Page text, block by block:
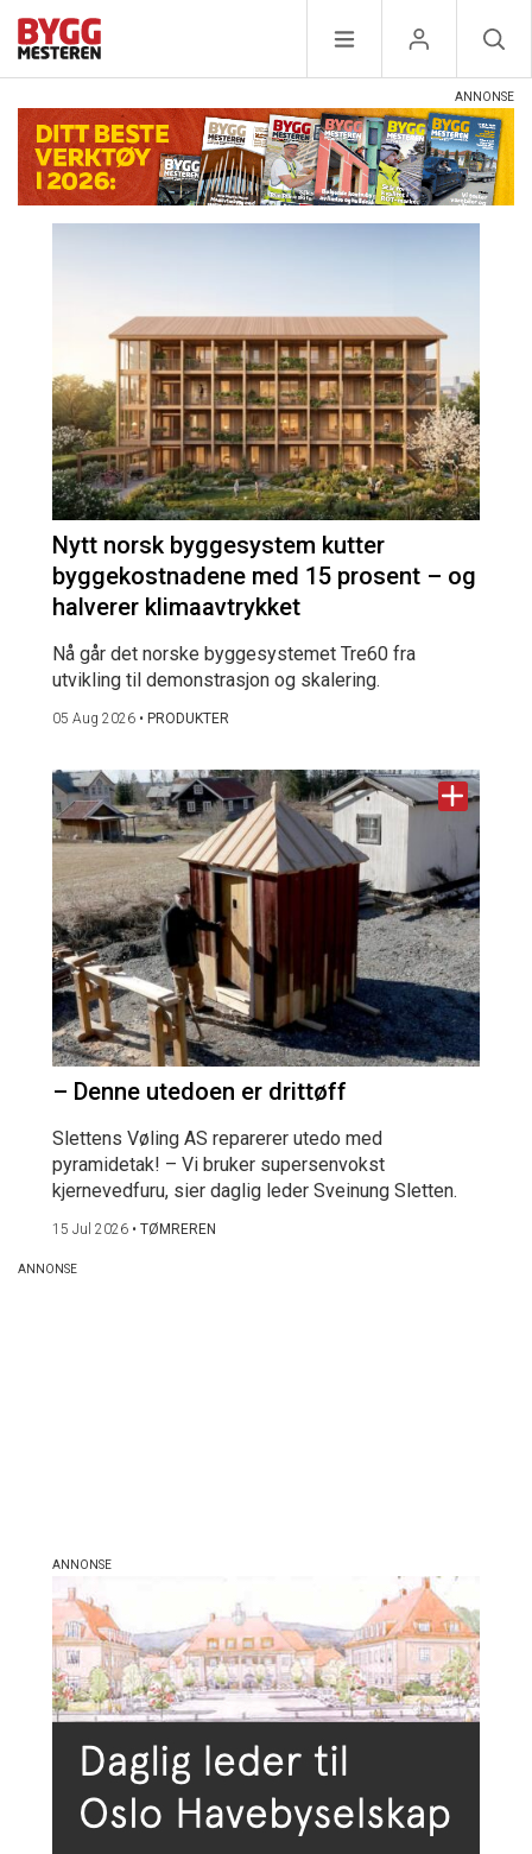
Nytt norsk byggesystem kutter
byggekostnadene med 15 prosent – og
halverer klimaavtrykket
Nå går det norske byggesystemet Tre60 fra
utvikling til demonstrasjon og skalering.
05 Aug 2026 • PRODUKTER
– Denne utedoen er drittøff
Slettens Vøling AS reparerer utedo med
pyramidetak! – Vi bruker supersenvokst
kjernevedfuru, sier daglig leder Sveinung Sletten.
15 Jul 2026 • TØMREREN